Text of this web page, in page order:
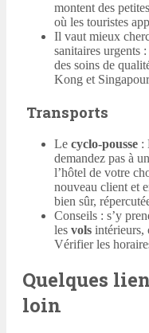
montent des
où les touristes
Il vaut mieux
sanitaires urgents :
des soins de
Kong et
Transports
Le cyclo-pousse :
demandez pas à
l’hôtel de votre
nouveau client et
bien sûr,
Conseils : s’y
les vols intérieurs,
Vérifier les
Quelques
loin